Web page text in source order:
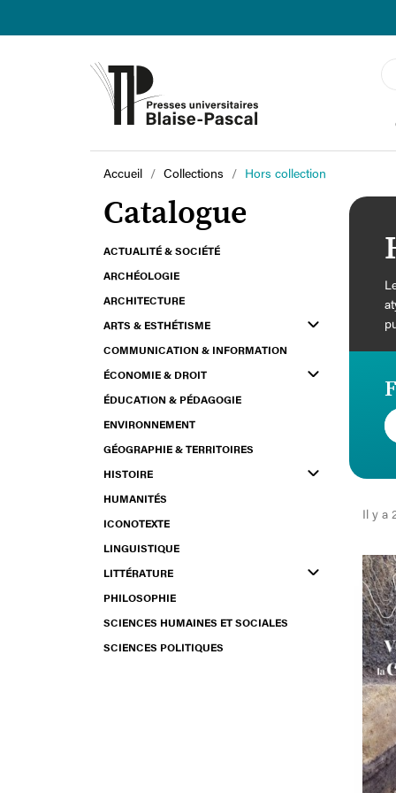
Accueil Collections Hors collection
Catalogue
ACTUALITÉ & SOCIÉTÉ
ARCHÉOLOGIE
ARCHITECTURE
ARTS & ESTHÉTISME
COMMUNICATION & INFORMATION
ÉCONOMIE & DROIT
ÉDUCATION & PÉDAGOGIE
ENVIRONNEMENT
GÉOGRAPHIE & TERRITOIRES
HISTOIRE
HUMANITÉS
ICONOTEXTE
LINGUISTIQUE
LITTÉRATURE
PHILOSOPHIE
SCIENCES HUMAINES ET SOCIALES
SCIENCES POLITIQUES
Il y a